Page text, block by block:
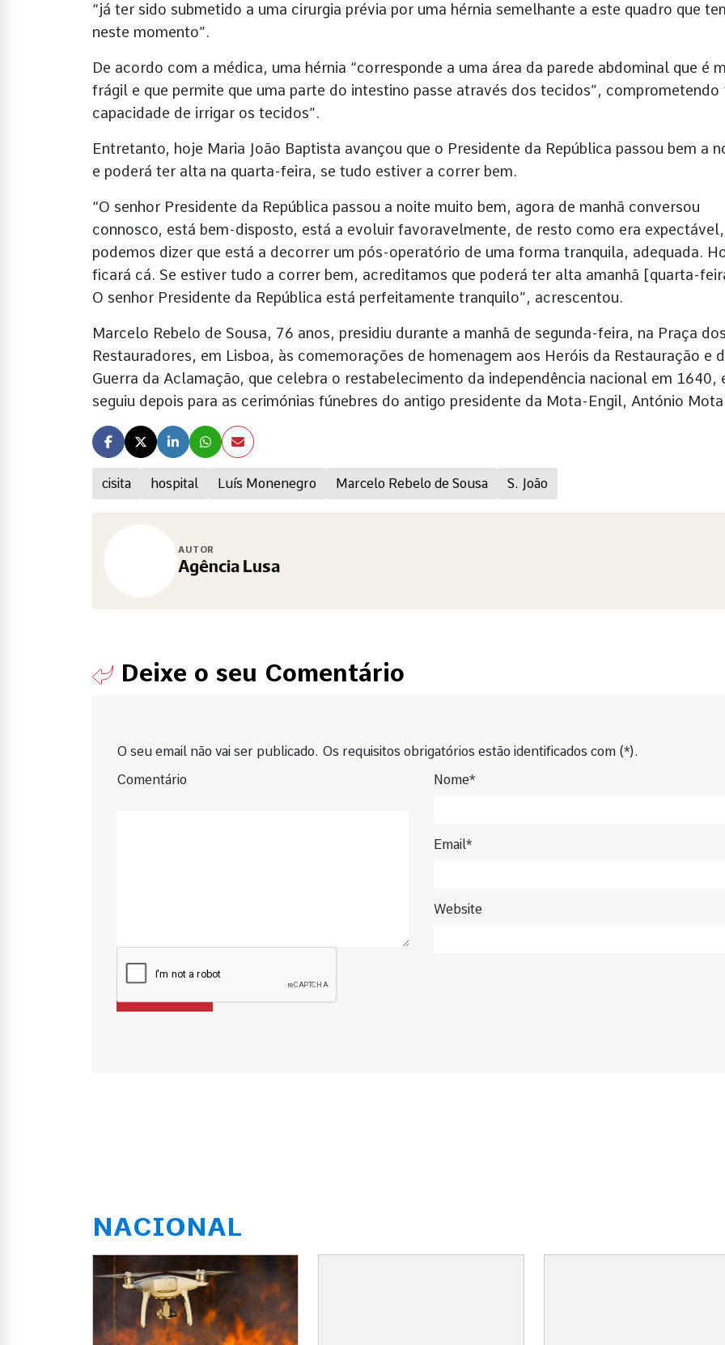
cisita hospital Luís Monenegro Marcelo Rebelo de Sousa S. João
AUTOR
Agência Lusa
“já ter sido submetido a uma cirurgia prévia por uma hérnia semelhante a este quadro que
neste momento”.
De acordo com a médica, uma hérnia “corresponde a uma área da parede abdominal que é
frágil e que permite que uma parte do intestino passe através dos tecidos”, comprometendo
capacidade de irrigar os tecidos”.
Entretanto, hoje Maria João Baptista avançou que o Presidente da República passou bem a
e poderá ter alta na quarta-feira, se tudo estiver a correr bem.
“O senhor Presidente da República passou a noite muito bem, agora de manhã conversou
connosco, está bem-disposto, está a evoluir favoravelmente, de resto como era
podemos dizer que está a decorrer um pós-operatório de uma forma tranquila, adequada.
ficará cá. Se estiver tudo a correr bem, acreditamos que poderá ter alta amanhã [quarta-
O senhor Presidente da República está perfeitamente tranquilo”, acrescentou.
Marcelo Rebelo de Sousa, 76 anos, presidiu durante a manhã de segunda-feira, na Praça dos
Restauradores, em Lisboa, às comemorações de homenagem aos Heróis da Restauração e
Guerra da Aclamação, que celebra o restabelecimento da independência nacional em 1640,
seguiu depois para as cerimónias fúnebres do antigo presidente da Mota-Engil, António
Deixe o seu Comentário
O seu email não vai ser publicado. Os requisitos obrigatórios estão identificados com (*).
Comentário
Nome*
Email*
Website
NACIONAL